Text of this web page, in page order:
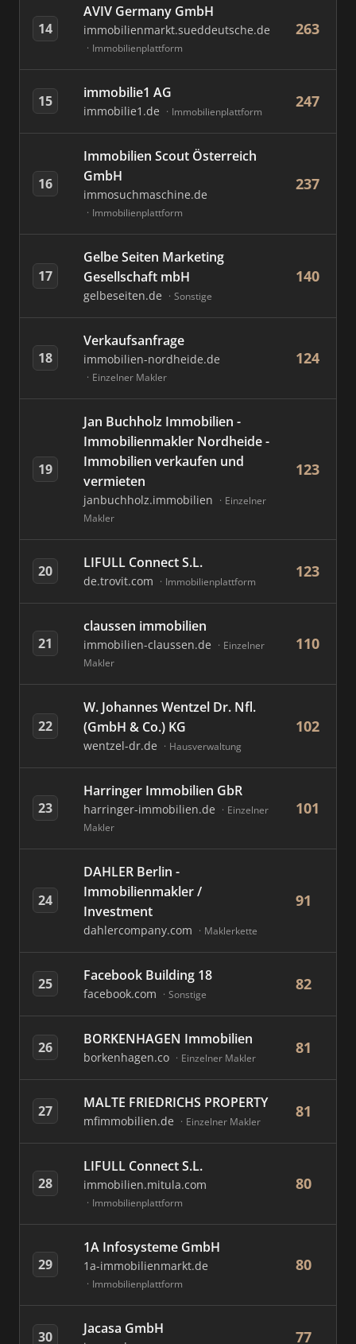
14
AVIV Germany GmbH
immobilienmarkt.sueddeutsche.de
Immobilienplattform
263
15 immobilie1 AG
immobilie1.de Immobilienplattform
247
16
Immobilien Scout Österreich
GmbH
immosuchmaschine.de
Immobilienplattform
237
17
Gelbe Seiten Marketing
Gesellschaft mbH
gelbeseiten.de Sonstige
140
18
Verkaufsanfrage
immobilien-nordheide.de
Einzelner Makler
124
19
Jan Buchholz Immobilien -
Immobilienmakler Nordheide -
Immobilien verkaufen und
vermieten
janbuchholz.immobilien
Einzelner
Makler
123
20 LIFULL Connect S.L.
de.trovit.com Immobilienplattform
123
21
claussen immobilien
immobilien-claussen.de
Einzelner
Makler
110
22
W. Johannes Wentzel Dr. Nfl.
(GmbH & Co.) KG
wentzel-dr.de Hausverwaltung
102
23
Harringer Immobilien GbR
harringer-immobilien.de
Einzelner
Makler
101
24
DAHLER Berlin -
Immobilienmakler /
Investment
dahlercompany.com Maklerkette
91
25 Facebook Building 18
facebook.com Sonstige
82
26 BORKENHAGEN Immobilien
borkenhagen.co Einzelner Makler
81
27 MALTE FRIEDRICHS PROPERTY
mfimmobilien.de Einzelner Makler
81
28
LIFULL Connect S.L.
immobilien.mitula.com
Immobilienplattform
80
29
1A Infosysteme GmbH
1a-immobilienmarkt.de
Immobilienplattform
80
30 Jacasa GmbH 77